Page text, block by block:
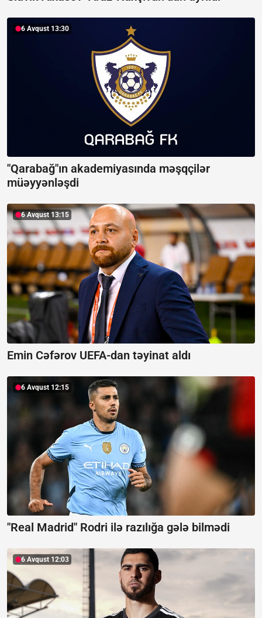
6 Avqust 13:30
"Qarabağ"ın akademiyasında məşqçilər
müəyyənləşdi
6 Avqust 13:15
Emin Cəfərov UEFA-dan təyinat aldı
6 Avqust 12:15
"Real Madrid" Rodri ilə razılığa gələ bilmədi
6 Avqust 12:03